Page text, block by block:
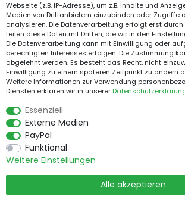
Webseite (z.B. IP-Adresse), um z.B. Inhalte und
Medien von Drittanbietern einzubinden oder Zugriffe
analysieren. Die Datenverarbeitung erfolgt erst
teilen diese Daten mit Dritten, die wir in den
Die Datenverarbeitung kann mit Einwilligung oder
berechtigten Interesses erfolgen. Die Zustimmung
abgelehnt werden. Es besteht das Recht, nicht
Einwilligung zu einem späteren Zeitpunkt zu ändern
Weitere Informationen zur Verwendung
Diensten erklären wir in unserer
Essenziell
Externe Medien
PayPal
Funktional
Weitere Einstellungen
Alle akzeptieren